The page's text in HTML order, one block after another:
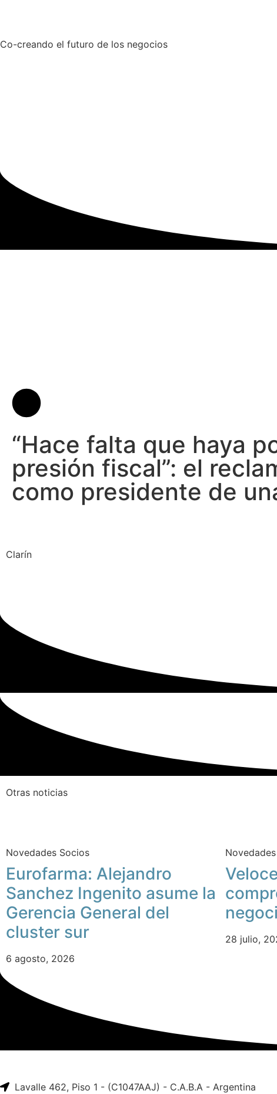
Co-creando el futuro de los negocios
“Hace falta que haya
presión fiscal”: el
como presidente de
Clarín
Otras noticias
Novedades Socios
Eurofarma: Alejandro
Sanchez Ingenito asume la
Gerencia General del
cluster sur
6 agosto, 2026
28 julio,
Lavalle 462, Piso 1 - (C1047AAJ) - C.A.B.A - Argentina